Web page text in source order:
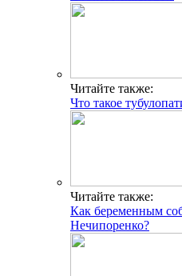
Читайте также:
Что такое
Читайте также:
Как беременным
Нечипоренко?